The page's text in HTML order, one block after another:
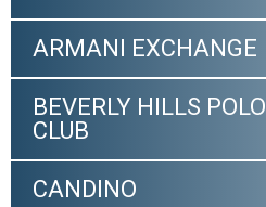
ARMANI EXCHANGE
BEVERLY HILLS POLO
CLUB
CANDINO